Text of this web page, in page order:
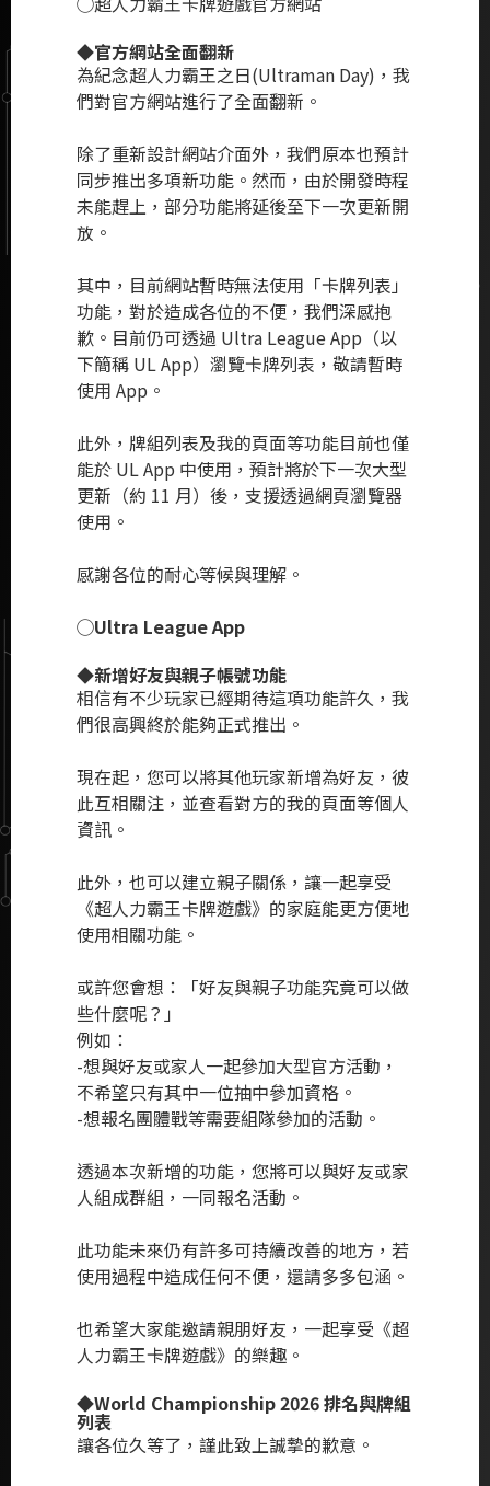
◆官方網站全面翻新
為紀念超人力霸王之日(Ultraman Day)，我
們對官方網站進行了全面翻新。
除了重新設計網站介面外，我們原本也預計
同步推出多項新功能。然而，由於開發時程
未能趕上，部分功能將延後至下一次更新開
放。
其中，目前網站暫時無法使用「卡牌列表」
功能，對於造成各位的不便，我們深感抱
歉。目前仍可透過 Ultra League App（以
下簡稱 UL App）瀏覽卡牌列表，敬請暫時
使用 App。
此外，牌組列表及我的頁面等功能目前也僅
能於 UL App 中使用，預計將於下一次大型
更新（約 11 月）後，支援透過網頁瀏覽器
使用。
感謝各位的耐心等候與理解。
◯Ultra League App
◆新增好友與親子帳號功能
相信有不少玩家已經期待這項功能許久，我
們很高興終於能夠正式推出。
現在起，您可以將其他玩家新增為好友，彼
此互相關注，並查看對方的我的頁面等個人
資訊。
此外，也可以建立親子關係，讓一起享受
《超人力霸王卡牌遊戲》的家庭能更方便地
使用相關功能。
或許您會想：「好友與親子功能究竟可以做
些什麼呢？」
例如：
-想與好友或家人一起參加大型官方活動，
不希望只有其中一位抽中參加資格。
-想報名團體戰等需要組隊參加的活動。
透過本次新增的功能，您將可以與好友或家
人組成群組，一同報名活動。
此功能未來仍有許多可持續改善的地方，若
使用過程中造成任何不便，還請多多包涵。
也希望大家能邀請親朋好友，一起享受《超
人力霸王卡牌遊戲》的樂趣。
◆World Championship 2026 排名與牌組
列表
讓各位久等了，謹此致上誠摯的歉意。